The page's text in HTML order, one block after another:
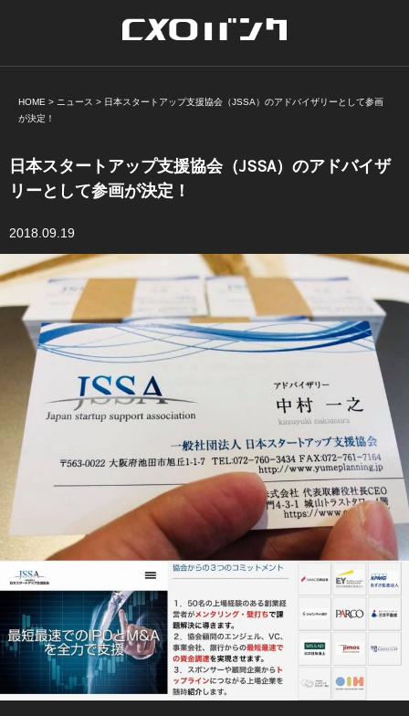
HOME > ニュース > 日本スタートアップ支援協会（JSSA）のアドバイザリーとして参画
が決定！
日本スタートアップ支援協会（JSSA）のアドバイザ
リーとして参画が決定！
2018.09.19